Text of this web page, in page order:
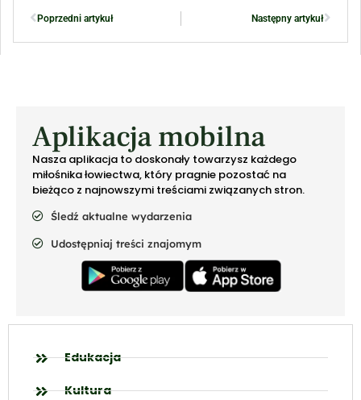
Poprzedni artykuł Następny artykuł
Aplikacja mobilna
Nasza aplikacja to doskonały towarzysz każdego
miłośnika łowiectwa, który pragnie pozostać na
bieżąco z najnowszymi treściami związanych stron.
Śledź aktualne wydarzenia
Udostępniaj treści znajomym
Edukacja
Kultura